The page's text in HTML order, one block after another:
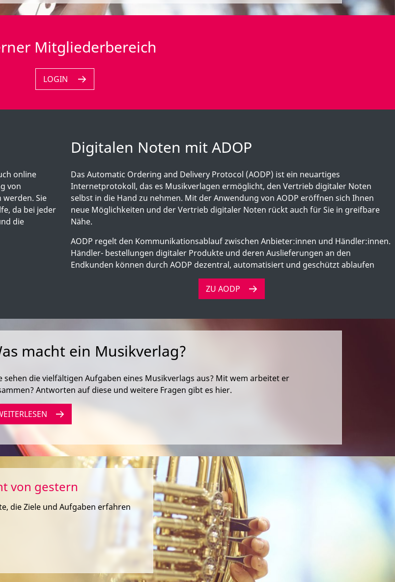
Mitgliederbereich
LOGIN
online
von
Sie
da bei jeder
die
Digitalen Noten mit ADOP
Das Automatic Ordering and Delivery Protocol (AODP) ist ein neuartiges
Internetprotokoll, das es Musikverlagen ermöglicht, den Vertrieb digitaler Noten
selbst in die Hand zu nehmen. Mit der Anwendung von AODP eröffnen sich Ihnen
neue Möglichkeiten und der Vertrieb digitaler Noten rückt auch für Sie in greifbare
Nähe.
AODP regelt den Kommunikationsablauf zwischen Anbieter:innen und Händler:innen.
Händler- bestellungen digitaler Produkte und deren Auslieferungen an den
Endkunden können durch AODP dezentral, automatisiert und geschützt ablaufen
ZU AODP
macht ein Musikverlag?
sehen die vielfältigen Aufgaben eines Musikverlags aus? Mit wem arbeitet er
Antworten auf diese und weitere Fragen gibt es hier.
von gestern
die Ziele und Aufgaben erfahren